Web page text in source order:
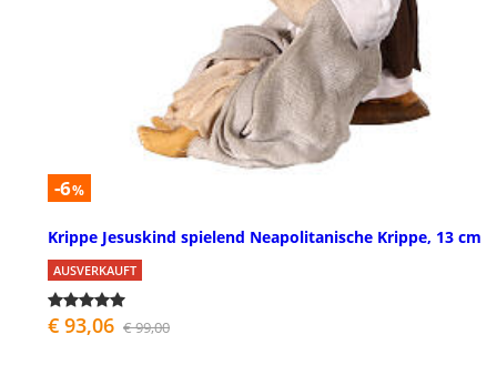
-6%
Krippe Jesuskind spielend Neapolitanische Krippe, 13 cm
AUSVERKAUFT
€ 93,06 € 99,00